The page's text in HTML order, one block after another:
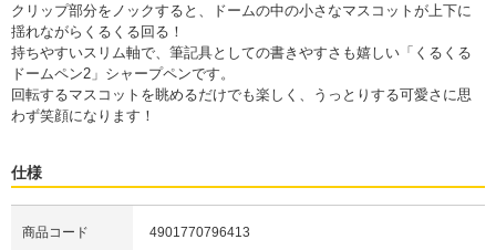
クリップ部分をノックすると、ドームの中の小さなマスコットが上下に
揺れながらくるくる回る！
持ちやすいスリム軸で、筆記具としての書きやすさも嬉しい「くるくる
ドームペン2」シャープペンです。
回転するマスコットを眺めるだけでも楽しく、うっとりする可愛さに思
わず笑顔になります！
仕様
商品コード 4901770796413